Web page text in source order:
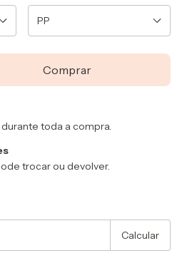
toda a compra.
trocar ou devolver.
Calcular